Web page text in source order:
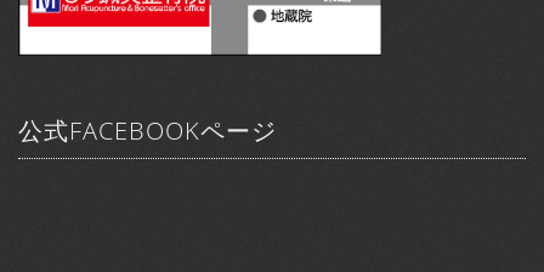
公式FACEBOOKページ